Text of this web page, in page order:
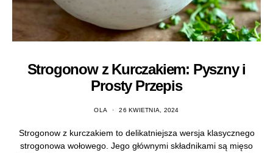
Strogonow z Kurczakiem: Pyszny i
Prosty Przepis
OLA 26 KWIETNIA, 2024
Strogonow z kurczakiem to delikatniejsza wersja klasycznego
strogonowa wołowego. Jego głównymi składnikami są mięso